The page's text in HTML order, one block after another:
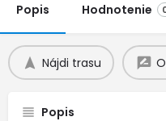
Popis Hodnotenie
Nájdi trasu
Popis